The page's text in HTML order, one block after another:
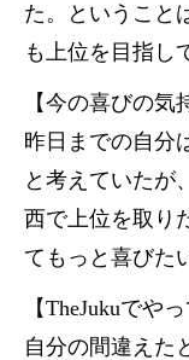
た。ということ
も上位を目指し
【今の喜びの気
昨日までの自分
と考えていたが
西で上位を取り
てもっと喜びた
【TheJukuでや
自分の間違えた